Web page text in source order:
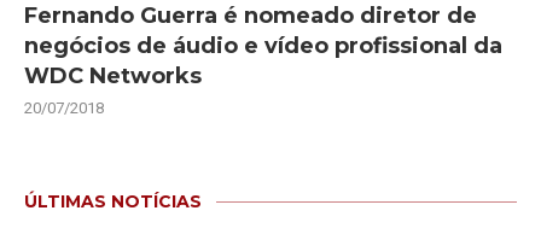
Fernando Guerra é nomeado diretor de
negócios de áudio e vídeo profissional da
WDC Networks
20/07/2018
ÚLTIMAS NOTÍCIAS